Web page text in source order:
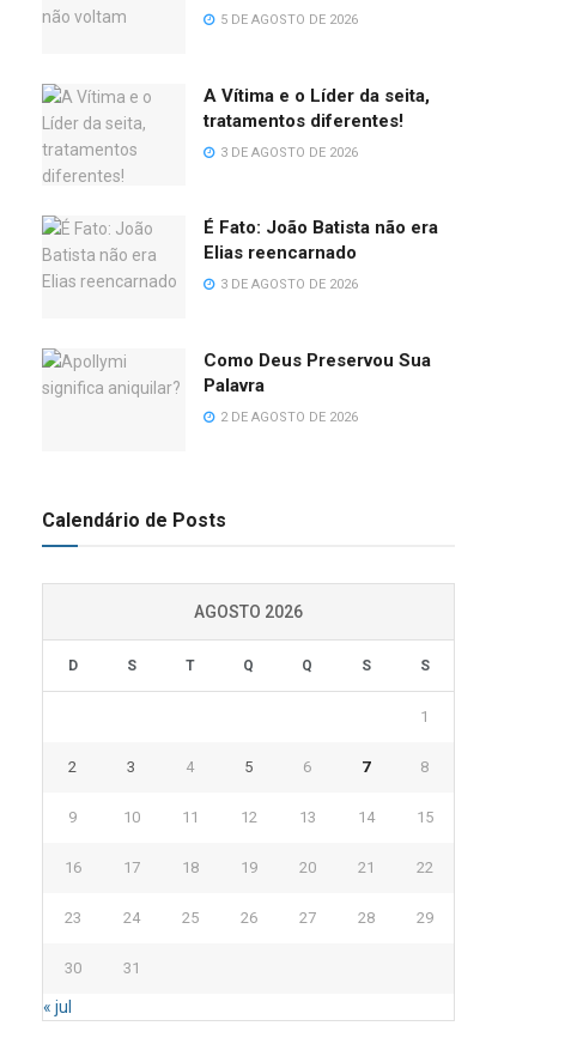
5 DE AGOSTO DE 2026
A Vítima e o Líder da seita,
tratamentos diferentes!
3 DE AGOSTO DE 2026
É Fato: João Batista não era
Elias reencarnado
3 DE AGOSTO DE 2026
Como Deus Preservou Sua
Palavra
2 DE AGOSTO DE 2026
Calendário de Posts
AGOSTO 2026
D S T Q Q S S
1
2 3 4 5 6 7 8
9 10 11 12 13 14 15
16 17 18 19 20 21 22
23 24 25 26 27 28 29
30 31
« jul